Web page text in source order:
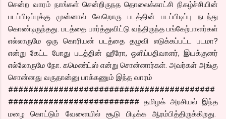
சென்ற வாரம் நாங்கள் சென்றிருநத தொலைக்காட்சி நிகழ்ச்சியின்
படப்பிடிப்புக்கு முன்னால் வேறொரு படத்தின் படப்பிடிப்பு நடந்து
கொண்டிருந்தது. படத்தை பார்த்துவிட்டு வந்திருந்த பங்கேற்பாளர்கள்
எல்லாருமே ஒரு கொரியன் படத்தை தழுவி எடுக்கப்பட்ட படமா?
என்று கேட்ட போது படத்தின் ஹீரோ, ஒளிப்பதிவாளர், இயக்குனர்
எல்லோருமே நோ. கமெண்ட்ஸ் என்று சொன்னார்கள். அவர்கள் அங்கு
சொன்னது வருதான்னு பாக்கணும் இந்த வாரம்
#########################################
########################## தமிழக் அரசியல் இந்த
மழை கொட்டும் வேளையில் சூடு பிடிக்க ஆரம்பித்திருக்கிறது.